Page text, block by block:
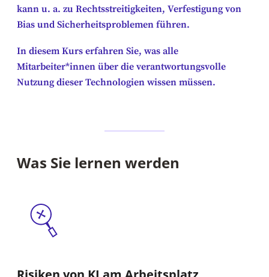
kann u. a. zu Rechtsstreitigkeiten, Verfestigung von
Bias und Sicherheitsproblemen führen.
In diesem Kurs erfahren Sie, was alle
Mitarbeiter*innen über die verantwortungsvolle
Nutzung dieser Technologien wissen müssen.
Was Sie lernen werden